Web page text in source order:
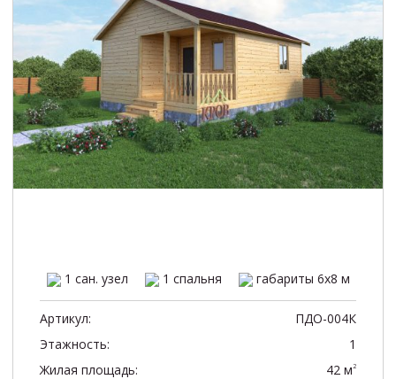
1 сан. узел 1 спальня габариты 6х8 м
Артикул:
ПДО-004К
Этажность:
1
Жилая площадь:
42 м 2